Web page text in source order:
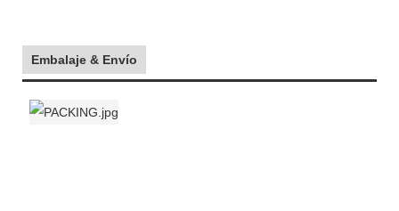
Embalaje & Envío